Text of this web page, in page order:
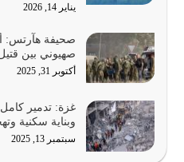
عندما يكون عدوك هو عدو
الضعف فيه كثيرة وسينصرك
يوليو 26, 2026
أراد الله لهذه الأمة ان تكون
بالنهوض بالأمر بالمعروف
يوليو 25, 2026
يناير 14, 2026
صهيوني بين
أكتوبر 31, 2025
وبناية سكنية
سبتمبر 13, 2025